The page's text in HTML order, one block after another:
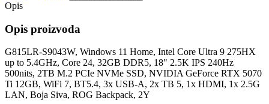
Opis
Opis proizvoda
G815LR-S9043W, Windows 11 Home, Intel Core Ultra 9 275HX
up to 5.4GHz, Core 24, 32GB DDR5, 18" 2.5K IPS 240Hz
500nits, 2TB M.2 PCIe NVMe SSD, NVIDIA GeForce RTX 5070
Ti 12GB, WiFi 7, BT5.4, 3x USB-A, 2x TB 5, 1x HDMI, 1x 2.5G
LAN, Boja Siva, ROG Backpack, 2Y